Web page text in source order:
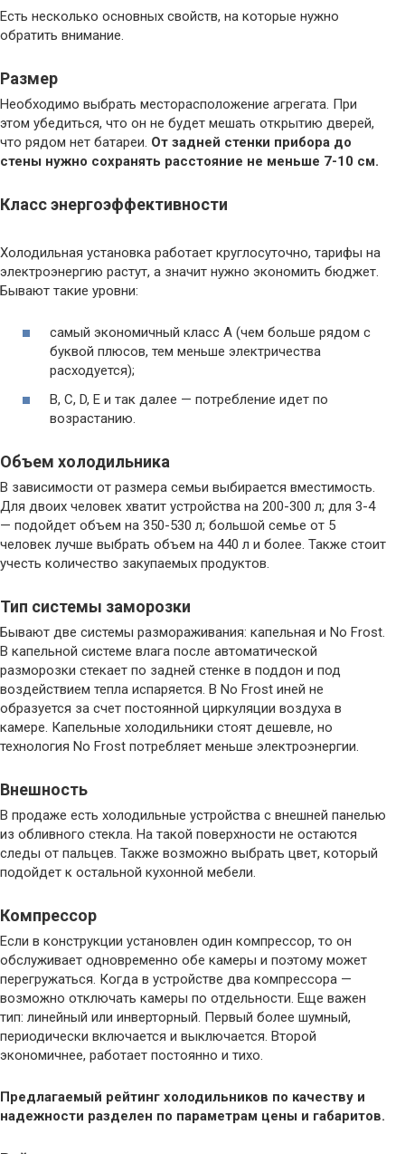
Есть несколько основных свойств, на которые нужно
обратить внимание.
Размер
Необходимо выбрать месторасположение агрегата. При
этом убедиться, что он не будет мешать открытию дверей,
что рядом нет батареи. От задней стенки прибора до
стены нужно сохранять расстояние не меньше 7-10 см.
Класс энергоэффективности
Холодильная установка работает круглосуточно, тарифы на
электроэнергию растут, а значит нужно экономить бюджет.
Бывают такие уровни:
самый экономичный класс А (чем больше рядом с
буквой плюсов, тем меньше электричества
расходуется);
B, C, D, E и так далее — потребление идет по
возрастанию.
Объем холодильника
В зависимости от размера семьи выбирается вместимость.
Для двоих человек хватит устройства на 200-300 л; для 3-4
— подойдет объем на 350-530 л; большой семье от 5
человек лучше выбрать объем на 440 л и более. Также стоит
учесть количество закупаемых продуктов.
Тип системы заморозки
Бывают две системы размораживания: капельная и No Frost.
В капельной системе влага после автоматической
разморозки стекает по задней стенке в поддон и под
воздействием тепла испаряется. В No Frost иней не
образуется за счет постоянной циркуляции воздуха в
камере. Капельные холодильники стоят дешевле, но
технология No Frost потребляет меньше электроэнергии.
Внешность
В продаже есть холодильные устройства с внешней панелью
из обливного стекла. На такой поверхности не остаются
следы от пальцев. Также возможно выбрать цвет, который
подойдет к остальной кухонной мебели.
Компрессор
Если в конструкции установлен один компрессор, то он
обслуживает одновременно обе камеры и поэтому может
перегружаться. Когда в устройстве два компрессора —
возможно отключать камеры по отдельности. Еще важен
тип: линейный или инверторный. Первый более шумный,
периодически включается и выключается. Второй
экономичнее, работает постоянно и тихо.
Предлагаемый рейтинг холодильников по качеству и
надежности разделен по параметрам цены и габаритов.